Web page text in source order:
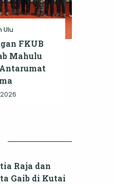
Ulu
FKUB
Mahulu
Raja dan
Gaib di Kutai